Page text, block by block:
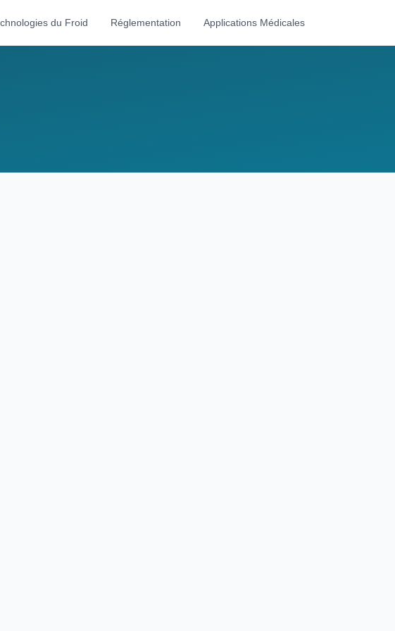
du Froid Réglementation Applications Médicales